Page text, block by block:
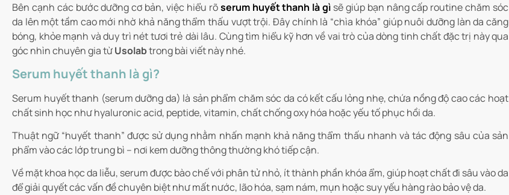
Bên cạnh các bước dưỡng cơ bản, việc hiểu rõserum huyết thanh là gì sẽ giúp bạn nâng cấp routine chăm sóc
da lên một tầm cao mới nhờ khả năng thẩm thấu vượt trội. Đây chính là “chìa khóa” giúp nuôi dưỡng làn da căng
bóng, khỏe mạnh và duy trì nét tươi trẻ dài lâu. Cùng tìm hiểu kỹ hơn về vai trò của dòng tinh chất đặc trị này qua
góc nhìn chuyên gia từUsolabtrong bài viết này nhé.
Serum huyết thanh là gì?
Serum huyết thanh (serum dưỡng da) là sản phẩm chăm sóc da có kết cấu lỏng nhẹ, chứa nồng độ cao các hoạt
chất sinh học như hyaluronic acid, peptide, vitamin, chất chống oxy hóa hoặc yếu tố phục hồi da.
Thuật ngữ “huyết thanh” được sử dụng nhằm nhấn mạnh khả năng thẩm thấu nhanh và tác động sâu của sản
phẩm vào các lớp trung bì – nơi kem dưỡng thông thường khó tiếp cận.
Về mặt khoa học da liễu, serum được bào chế với phân tử nhỏ, ít thành phần khóa ẩm, giúp hoạt chất đi sâu vào da
để giải quyết các vấn đề chuyên biệt như mất nước, lão hóa, sạm nám, mụn hoặc suy yếu hàng rào bảo vệ da.